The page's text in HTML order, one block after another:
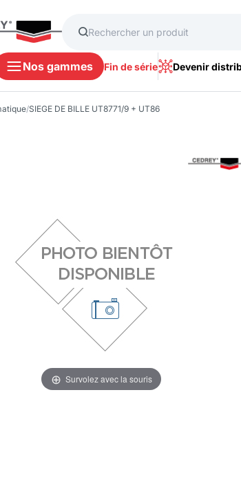
Nos gammes Fin de série Devenir
/SIEGE DE BILLE UT8771/9 + UT86
Survolez avec la souris